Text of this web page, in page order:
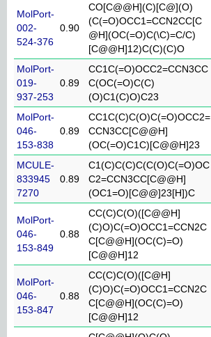
MolPort-
002-
524-376
0.90
CO[C@@H](C)[C@](O)
(C(=O)OCC1=CCN2CC[C
@H](OC(=O)C(\C)=C/C)
[C@@H]12)C(C)(C)O
MolPort-
019-
937-253
0.89
CC1C(=O)OCC2=CCN3CC
C(OC(=O)C(C)
(O)C1(C)O)C23
MolPort-
046-
153-838
0.89
CC1C(C)C(O)C(=O)OCC2=
CCN3CC[C@@H]
(OC(=O)C1C)[C@@H]23
MCULE-
833945
7270
0.89
C1(C)C(C)C(C(O)C(=O)OC
C2=CCN3CC[C@@H]
(OC1=O)[C@@]23[H])C
MolPort-
046-
153-849
0.88
CC(C)C(O)([C@@H]
(C)O)C(=O)OCC1=CCN2C
C[C@@H](OC(C)=O)
[C@@H]12
MolPort-
046-
153-847
0.88
CC(C)C(O)([C@H]
(C)O)C(=O)OCC1=CCN2C
C[C@@H](OC(C)=O)
[C@@H]12